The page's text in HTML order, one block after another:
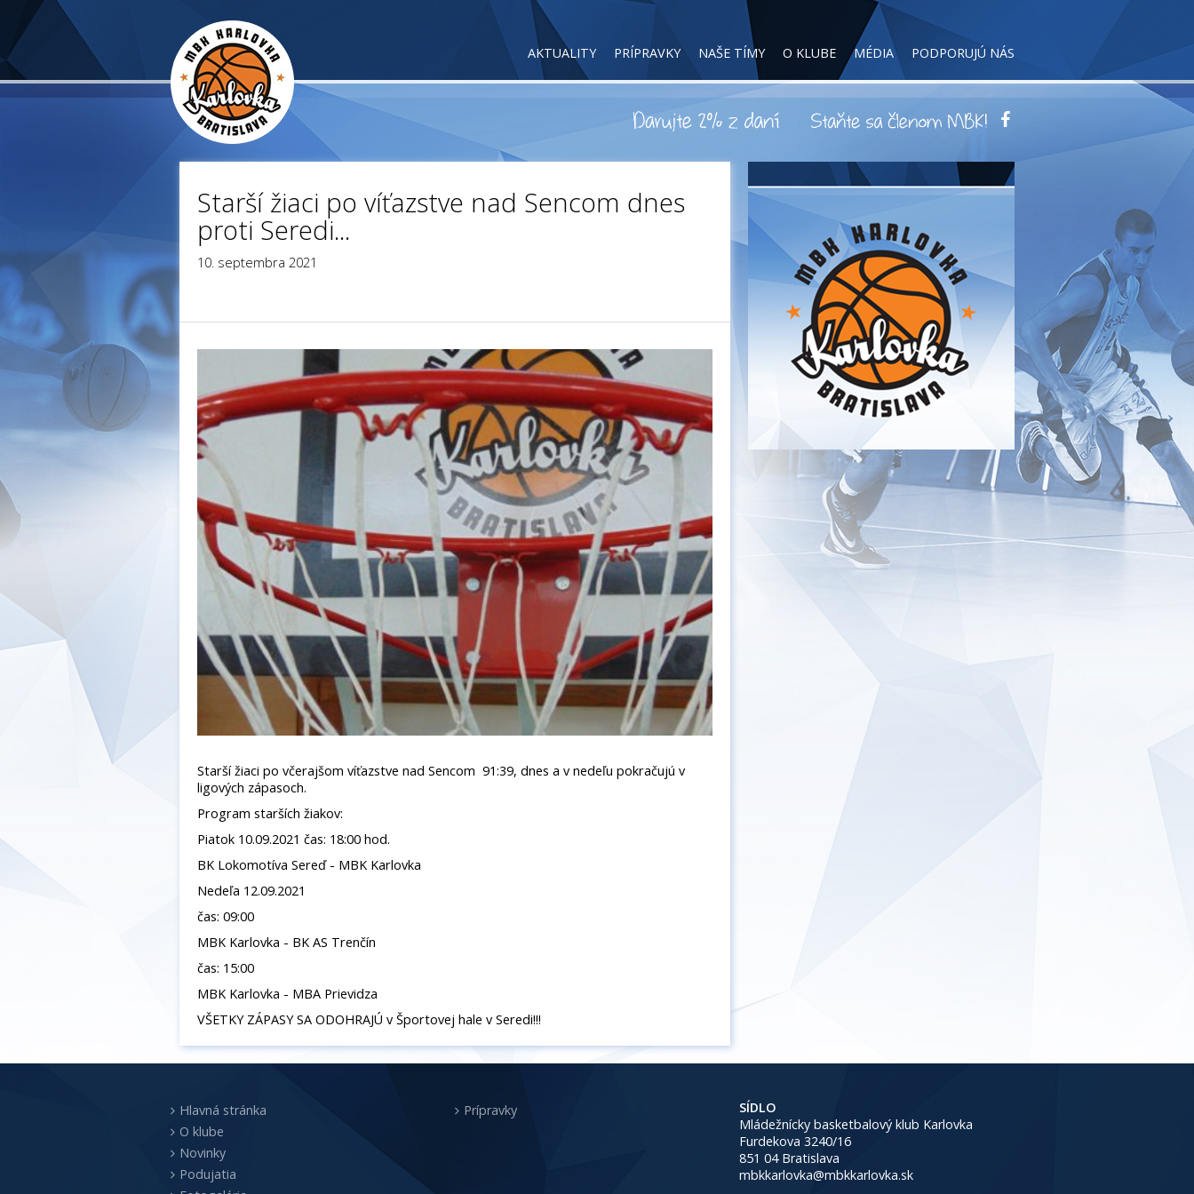
AKTUALITY PRÍPRAVKY NAŠE TÍMY O KLUBE MÉDIA PODPORUJÚ NÁS
Starší žiaci po víťazstve nad Sencom dnes
proti Seredi...
10. septembra 2021
Starší žiaci po včerajšom víťazstve nad Sencom 91:39, dnes a v nedeľu pokračujú v
ligových zápasoch.
Program starších žiakov:
Piatok 10.09.2021 čas: 18:00 hod.
BK Lokomotíva Sereď - MBK Karlovka
Nedeľa 12.09.2021
čas: 09:00
MBK Karlovka - BK AS Trenčín
čas: 15:00
MBK Karlovka - MBA Prievidza
VŠETKY ZÁPASY SA ODOHRAJÚ v Športovej hale v Seredi!!!
Hlavná stránka
O klube
Novinky
Podujatia
Prípravky
SÍDLO
Mládežnícky basketbalový klub Karlovka
Furdekova 3240/16
851 04 Bratislava
mbkkarlovka@mbkkarlovka.sk